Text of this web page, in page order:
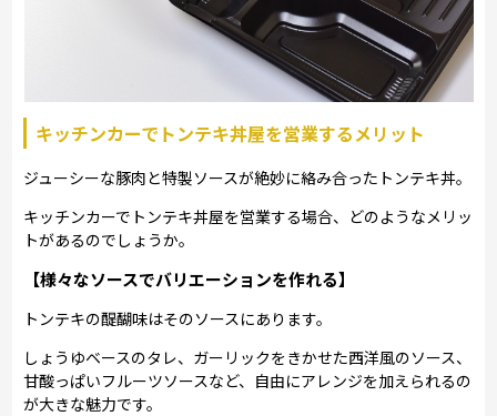
キッチンカーでトンテキ丼屋を営業するメリット
ジューシーな豚肉と特製ソースが絶妙に絡み合ったトンテキ丼。
キッチンカーでトンテキ丼屋を営業する場合、どのようなメリッ
トがあるのでしょうか。
【様々なソースでバリエーションを作れる】
トンテキの醍醐味はそのソースにあります。
しょうゆベースのタレ、ガーリックをきかせた西洋風のソース、
甘酸っぱいフルーツソースなど、自由にアレンジを加えられるの
が大きな魅力です。